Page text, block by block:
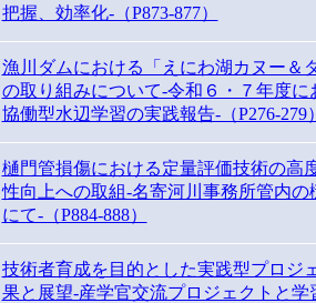
把握、効率化-（P873-877）
漁川ダムにおける「えにわ湖カヌー＆
の取り組みについて-令和６・７年度に
協働型水辺学習の実践報告-（P276-279
樋門管損傷における定量評価技術の高
性向上への取組-名寄河川事務所管内の
にて-（P884-888）
技術者育成を目的とした実践型プロジ
果と展望-産学官交流プロジェクトと学